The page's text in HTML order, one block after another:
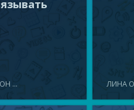
... ЛИНА